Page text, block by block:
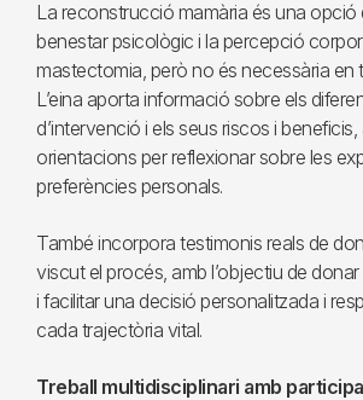
La reconstrucció mamària és una opció
benestar psicològic i la percepció
mastectomia, però no és necessària en
L’eina aporta informació sobre els
d’intervenció i els seus riscos i
orientacions per reflexionar sobre les
preferències personals.
També incorpora testimonis reals de
viscut el procés, amb l’objectiu de
i facilitar una decisió personalitzada i
cada trajectòria vital.
Treball multidisciplinari amb